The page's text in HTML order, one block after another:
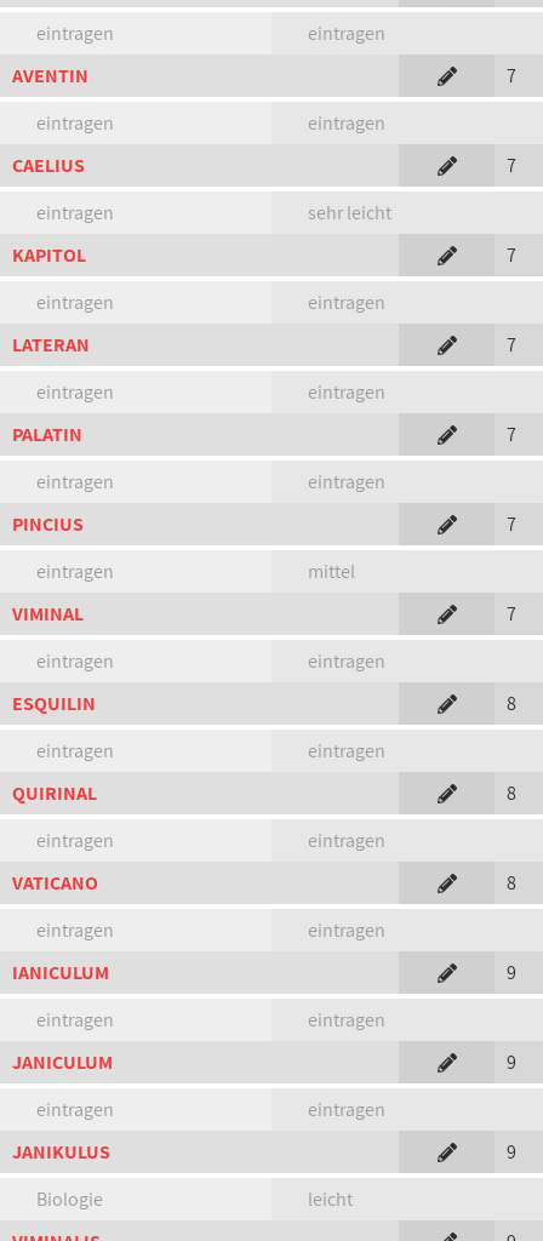
eintragen
eintragen
AVENTIN
7
eintragen
eintragen
CAELIUS
7
eintragen
sehr leicht
KAPITOL
7
eintragen
eintragen
LATERAN
7
eintragen
eintragen
PALATIN
7
eintragen
eintragen
PINCIUS
7
eintragen
mittel
VIMINAL
7
eintragen
eintragen
ESQUILIN
8
eintragen
eintragen
QUIRINAL
8
eintragen
eintragen
VATICANO
8
eintragen
eintragen
IANICULUM
9
eintragen
eintragen
JANICULUM
9
eintragen
eintragen
JANIKULUS
9
Biologie
leicht